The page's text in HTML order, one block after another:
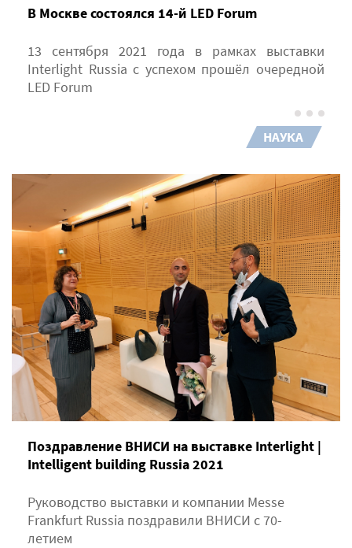
В Москве состоялся 14-й LED Forum
13 сентября 2021 года в рамках выставки
Interlight Russia с успехом прошёл очередной
LED Forum
НАУКА
Поздравление ВНИСИ на выставке Interlight |
Intelligent building Russia 2021
Руководство выставки и компании Messe
Frankfurt Russia поздравили ВНИСИ с 70-
летием